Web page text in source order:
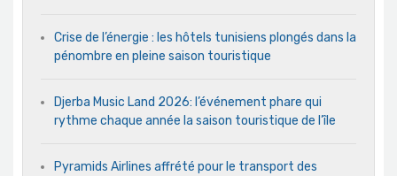
Crise de l’énergie : les hôtels tunisiens plongés dans la
pénombre en pleine saison touristique
Djerba Music Land 2026: l’événement phare qui
rythme chaque année la saison touristique de l’île
Pyramids Airlines affrété pour le transport des